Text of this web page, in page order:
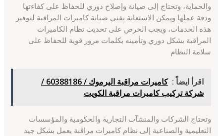
والحماية، وتحتاج إلى صيانة وإصلاح دوري للحفاظ على كفاءتها
ودقة عملها ويمكن الاستعانة بفني صيانة كاميرات المراقبة لتوفير
هذه الخدمات، ويجب الحرص على تحديث نظام الكاميرات
المراقبة بشكل دوري وتأمينه بكلمات مرور قوية للحفاظ على
سلامة النظام
اقرأ ايضاً :
كاميرات مراقبة اليرموك / 60388186 /
شركة تركيب كاميرات مراقبة الكويت
وتحتاج الشركات والمنشآت التجارية والحكومية والمؤسسات
التعليمية والصناعية إلى نظام كاميرات مراقبة يعمل بشكل جيد